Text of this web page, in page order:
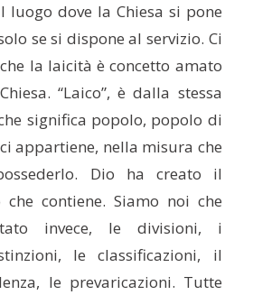
luogo dove la Chiesa si pone
se si dispone al servizio. Ci
la laicità è concetto amato
“Laico”, è dalla stessa
significa popolo, popolo di
appartiene, nella misura che
Dio ha creato il
contiene. Siamo noi che
invece, le divisioni, i
le classificazioni, il
le prevaricazioni. Tutte